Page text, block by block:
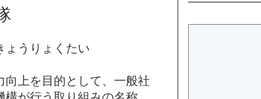
ょうりょくたい
向上を目的として、一般社